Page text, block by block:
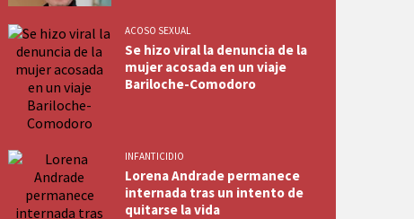
ACOSO SEXUAL
Se hizo viral la denuncia de la
mujer acosada en un viaje
Bariloche-Comodoro
INFANTICIDIO
Lorena Andrade permanece
internada tras un intento de
quitarse la vida